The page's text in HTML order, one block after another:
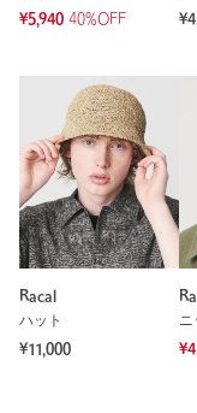
¥5,940 40%OFF
Racal
ハット
¥11,000
ニ